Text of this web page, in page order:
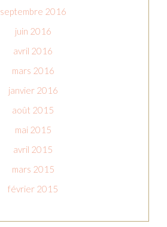
septembre 2016
juin 2016
avril 2016
mars 2016
janvier 2016
août 2015
mai 2015
avril 2015
mars 2015
février 2015